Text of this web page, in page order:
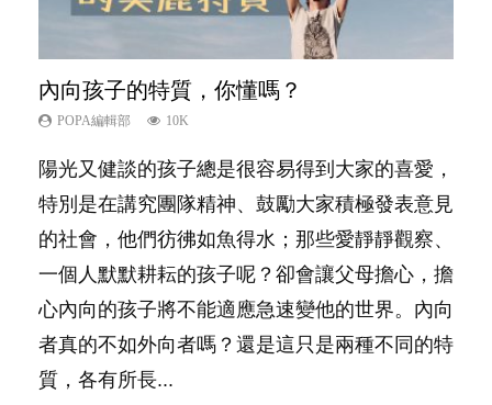
內向孩子的特質，你懂嗎？
POPA編輯部 10K
陽光又健談的孩子總是很容易得到大家的喜愛，
特別是在講究團隊精神、鼓勵大家積極發表意見
的社會，他們彷彿如魚得水；那些愛靜靜觀察、
一個人默默耕耘的孩子呢？卻會讓父母擔心，擔
心內向的孩子將不能適應急速變他的世界。內向
者真的不如外向者嗎？還是這只是兩種不同的特
質，各有所長...
夫妻必看！經營婚姻，沒捷徑
POPA編輯部 22.9K
你是不是也曾經以為只要跟相愛的人結婚，就自
然能走到白頭，但生了孩子卻發現事情不如你所
料？ 經營婚姻，不如我們想像的簡單，卻也不
是大家說得那麼難。一起來認識婚姻的真相！...
愛孩子也別忘了愛自己，父母如何關顧自
己的身心靈？
照顧孩子衣食住行、陪同兒女應對功課測驗，還
要陪玩製造親子時間，尚要處理家中雜項要
務……當父母的，有千百個任務要做。可惜，有
一樣重要至極的，總被遺漏——關注自己的情緒
和心理健康。...
新手父母不用怕
POPA編輯部 16.3K
相信許多人初為人父母，由懷孕開始到孩子呱呱
落地，心中都有數之不盡的問題～這裡一次過集
合我們以往製作過的相關短片。 這段路讓我們
跟你同行～...
想孩子學好外語，點做好？
POPA編輯部 9.9K
有人話學多種語言越早開始越好，有人卻說一時
間太多語言，會令孩子感到混淆，到底誰是誰
非？聽聽專家怎樣說，解開語言學習的迷思～...